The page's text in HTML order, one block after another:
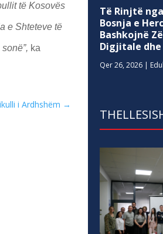
të Kosovës
e Shteteve të
ka
i Ardhshëm →
Të Rinjtë
Bosnja e
Bashkojnë
Digjitale dhe
Qer 26, 2026 |